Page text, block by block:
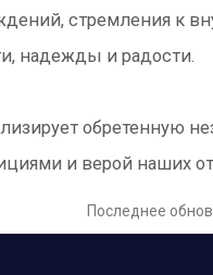
стремления к
надежды и радости.
обретенную
и верой наших
Последнее